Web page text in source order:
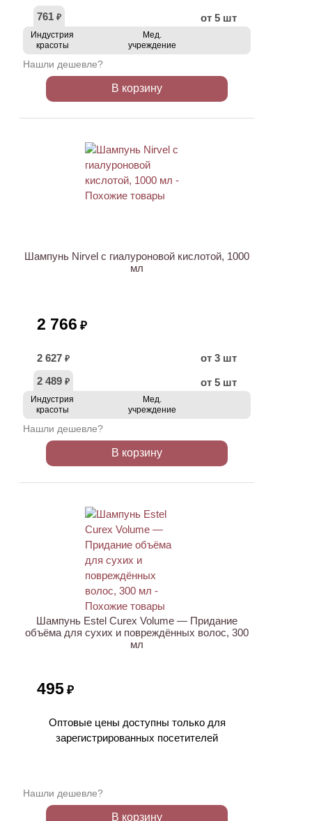
761 ₽ от 5 шт
Индустрия
красоты
Мед.
учреждение
Нашли дешевле?
В корзину
Шампунь Nirvel с гиалуроновой кислотой, 1000
мл
2 766 ₽
2 627 ₽
от 3 шт
2 489 ₽ от 5 шт
Индустрия
красоты
Мед.
учреждение
Нашли дешевле?
В корзину
Шампунь Estel Curex Volume — Придание
объёма для сухих и повреждённых волос, 300
мл
495 ₽
Оптовые цены доступны только для
зарегистрированных посетителей
Нашли дешевле?
В корзину